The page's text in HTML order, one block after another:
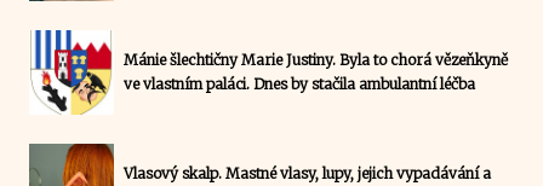
Mánie šlechtičny Marie Justiny. Byla to chorá vězeňkyně
ve vlastním paláci. Dnes by stačila ambulantní léčba
Vlasový skalp. Mastné vlasy, lupy, jejich vypadávání a